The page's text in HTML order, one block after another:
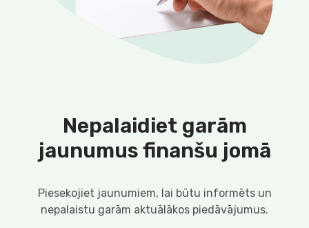
Nepalaidiet garām
jaunumus finanšu jomā
Piesekojiet jaunumiem, lai būtu informēts un
nepalaistu garām aktuālākos piedāvājumus.